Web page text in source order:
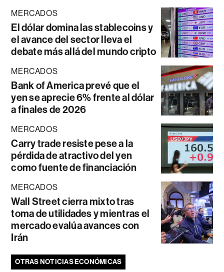
MERCADOS
El dólar domina las stablecoins y
el avance del sector lleva el
debate más allá del mundo cripto
MERCADOS
Bank of America prevé que el
yen se aprecie 6% frente al dólar
a finales de 2026
MERCADOS
Carry trade resiste pese a la
pérdida de atractivo del yen
como fuente de financiación
MERCADOS
Wall Street cierra mixto tras
toma de utilidades y mientras el
mercado evalúa avances con
Irán
OTRAS NOTICIAS ECONÓMICAS